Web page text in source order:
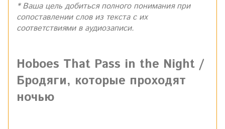
* Ваша цель добиться полного понимания при
сопоставлении слов из текста с их
соответствиями в аудиозаписи.
Hoboes That Pass in the Night /
Бродяги, которые проходят
ночью